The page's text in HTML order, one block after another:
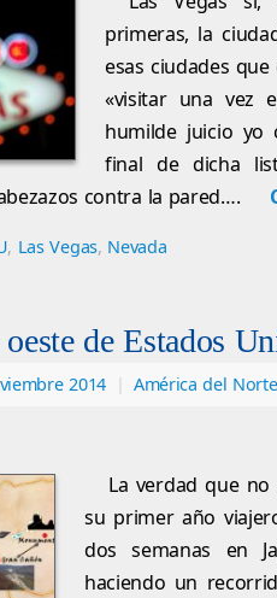
primeras, la
esas ciudades
«visitar una vez
humilde juicio yo
final de dicha
contra la pared….
, Las Vegas, Nevada
de Estados
2014 América del Norte
La verdad que
su primer año
dos semanas en
haciendo un